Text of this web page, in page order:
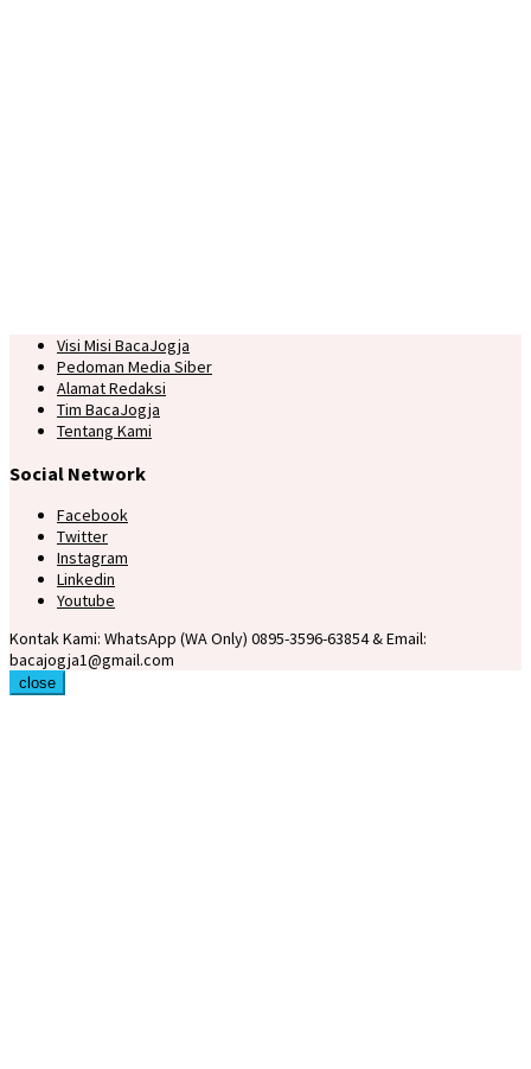
Visi Misi BacaJogja
Pedoman Media Siber
Alamat Redaksi
Tim BacaJogja
Tentang Kami
Social Network
Facebook
Twitter
Instagram
Linkedin
Youtube
Kontak Kami: WhatsApp (WA Only) 0895-3596-63854 & Email:
bacajogja1@gmail.com
close